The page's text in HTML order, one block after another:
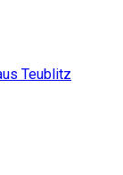
Teublitz